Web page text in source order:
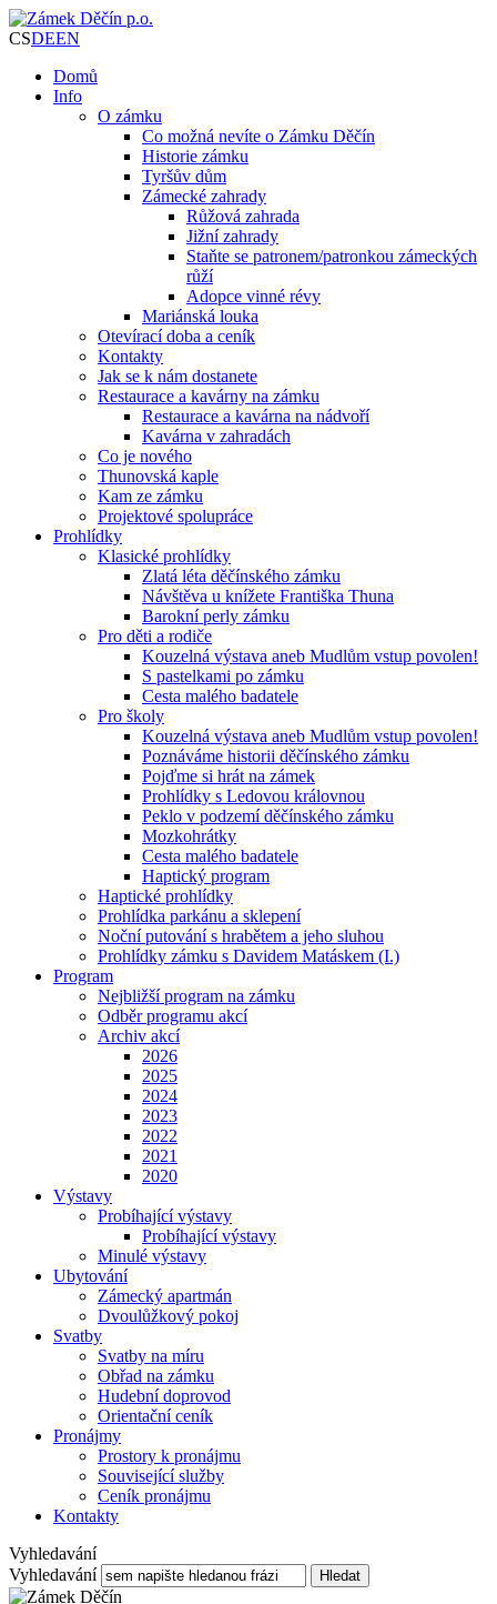
CSDEEN
Domů
Info
O zámku
Co možná nevíte o Zámku Děčín
Historie zámku
Tyršův dům
Zámecké zahrady
Růžová zahrada
Jižní zahrady
Staňte se patronem/patronkou zámeckých
růží
Adopce vinné révy
Mariánská louka
Otevírací doba a ceník
Kontakty
Jak se k nám dostanete
Restaurace a kavárny na zámku
Restaurace a kavárna na nádvoří
Kavárna v zahradách
Co je nového
Thunovská kaple
Kam ze zámku
Projektové spolupráce
Prohlídky
Klasické prohlídky
Zlatá léta děčínského zámku
Návštěva u knížete Františka Thuna
Barokní perly zámku
Pro děti a rodiče
Kouzelná výstava aneb Mudlům vstup povolen!
S pastelkami po zámku
Cesta malého badatele
Pro školy
Kouzelná výstava aneb Mudlům vstup povolen!
Poznáváme historii děčínského zámku
Pojďme si hrát na zámek
Prohlídky s Ledovou královnou
Peklo v podzemí děčínského zámku
Mozkohrátky
Cesta malého badatele
Haptický program
Haptické prohlídky
Prohlídka parkánu a sklepení
Noční putování s hrabětem a jeho sluhou
Prohlídky zámku s Davidem Matáskem (I.)
Program
Nejbližší program na zámku
Odběr programu akcí
Archiv akcí
2026
2025
2024
2023
2022
2021
2020
Výstavy
Probíhající výstavy
Probíhající výstavy
Minulé výstavy
Ubytování
Zámecký apartmán
Dvoulůžkový pokoj
Svatby
Svatby na míru
Obřad na zámku
Hudební doprovod
Orientační ceník
Pronájmy
Prostory k pronájmu
Související služby
Ceník pronájmu
Kontakty
Vyhledavání
Vyhledavání
Hledat